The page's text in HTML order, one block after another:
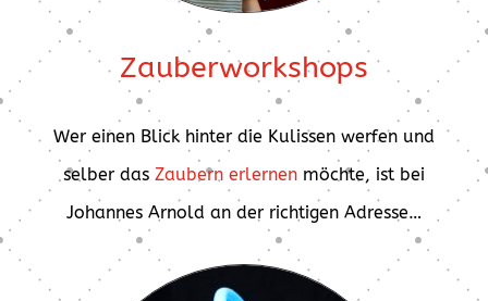
Zauberworkshops
Wer einen Blick hinter die Kulissen werfen und
selber das Zaubern erlernenmöchte, ist bei
Johannes Arnold an der richtigen Adresse…